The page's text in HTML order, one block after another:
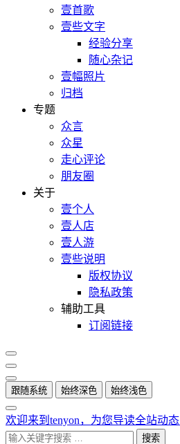
壹首歌
壹些文字
经验分享
随心杂记
壹幅照片
归档
专题
众言
众星
走心评论
朋友圈
关于
壹个人
壹人店
壹人游
壹些说明
版权协议
隐私政策
辅助工具
订阅链接
跟随系统 始终深色 始终浅色
欢迎来到tenyon，为您导读全站动态
搜索